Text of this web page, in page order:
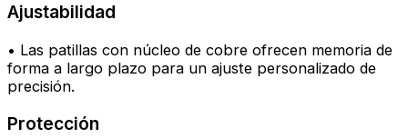
Ajustabilidad
• Las patillas con núcleo de cobre ofrecen memoria de
forma a largo plazo para un ajuste personalizado de
precisión.
Protección